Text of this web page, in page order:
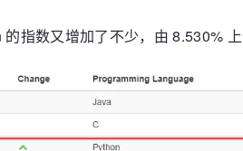
指数又增加了不少，由 8.530%